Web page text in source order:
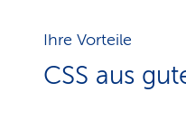
Ihre Vorteile
CSS aus